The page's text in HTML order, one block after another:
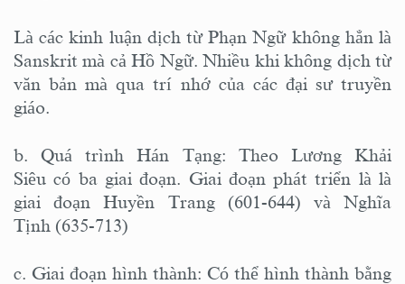
Là các kinh luận dịch từ Phạn Ngữ không hẳn là
Sanskrit mà cả Hồ Ngữ. Nhiều khi không dịch từ
văn bản mà qua trí nhớ của các đại sư truyền
giáo.
b. Quá trình Hán Tạng: Theo Lương Khải
Siêu có ba giai đoạn. Giai đoạn phát triển là là
giai đoạn Huyền Trang (601-644) và Nghĩa
Tịnh (635-713)
c. Giai đoạn hình thành: Có thể hình thành bằng